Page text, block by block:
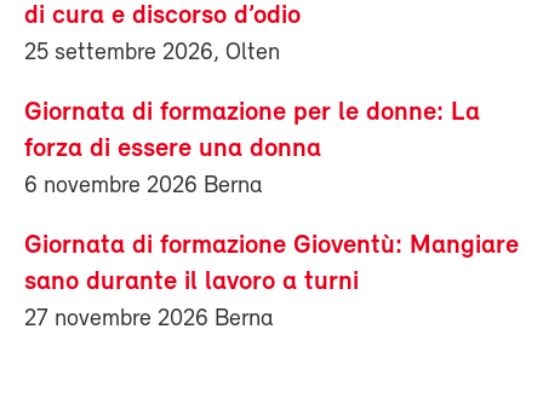
di cura e discorso d’odio
25 settembre 2026, Olten
Giornata di formazione per le donne: La
forza di essere una donna
6 novembre 2026 Berna
Giornata di formazione Gioventù: Mangiare
sano durante il lavoro a turni
27 novembre 2026 Berna